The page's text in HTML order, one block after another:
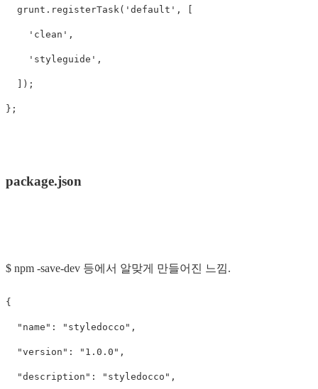
grunt . registerTask ( ' default ' ,
' clean ' ,
' styleguide ' ,
]);
};
package.json
$ npm -save-dev 등에서 알맞게 만들어진 느낌.
{
" name " : " styledocco " ,
"version " : " 1.0.0 " ,
"description " : " styledocco " ,